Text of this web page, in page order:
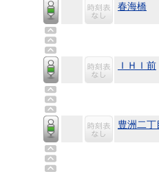
春海橋
ＩＨＩ前
豊洲二丁